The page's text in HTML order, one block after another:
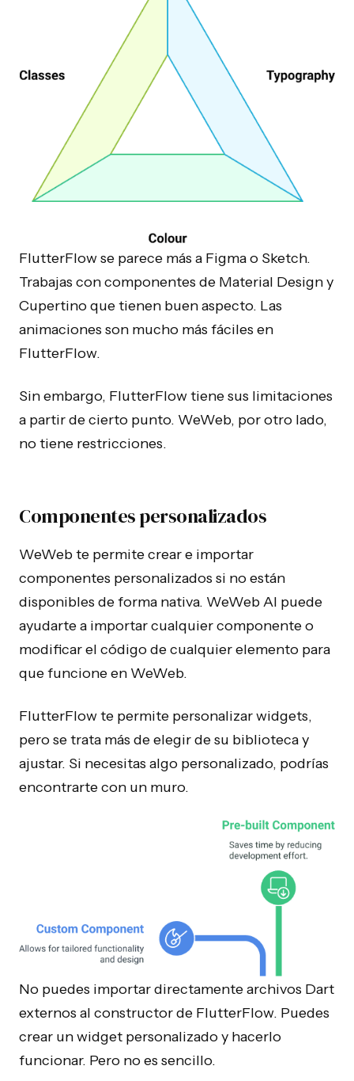
FlutterFlow se parece más a Figma o Sketch.
Trabajas con componentes de Material Design y
Cupertino que tienen buen aspecto. Las
animaciones son mucho más fáciles en
FlutterFlow.
Sin embargo, FlutterFlow tiene sus limitaciones
a partir de cierto punto. WeWeb, por otro lado,
no tiene restricciones.
Componentes personalizados
WeWeb te permite crear e importar
componentes personalizados si no están
disponibles de forma nativa. WeWeb AI puede
ayudarte a importar cualquier componente o
modificar el código de cualquier elemento para
que funcione en WeWeb.
FlutterFlow te permite personalizar widgets,
pero se trata más de elegir de su biblioteca y
ajustar. Si necesitas algo personalizado, podrías
encontrarte con un muro.
No puedes importar directamente archivos Dart
externos al constructor de FlutterFlow. Puedes
crear un widget personalizado y hacerlo
funcionar. Pero no es sencillo.